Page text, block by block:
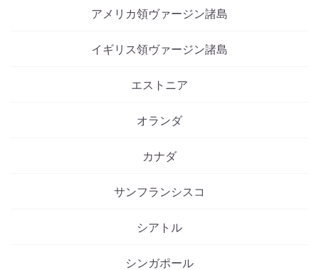
アメリカ領ヴァージン諸島
イギリス領ヴァージン諸島
エストニア
オランダ
カナダ
サンフランシスコ
シアトル
シンガポール